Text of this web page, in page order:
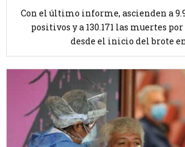
Con el último informe, ascienden a
positivos y a 130.171 las muertes
desde el inicio del brote